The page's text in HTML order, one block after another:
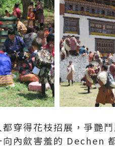
穿得花枝招展，爭艷
內歛害羞的 Dechen